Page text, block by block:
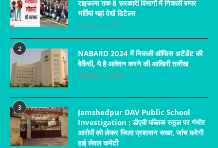
राइफल्स तक 8 सरकारी विभागों में निकली बम्पर
भर्तियां यहां देखें डिटेल्स
October 7, 2024
2
NABARD 2024 में निकली ऑफिस अटेंडेंट की
वेकेंसी, ये है आवेदन करने की आखिरी तारीख
October 2, 2024
3
Jamshedpur DAV Public School
Investigation : डीएवी पब्लिक स्कूल पर गंभीर
आरोपों को लेकर जिला प्रशासन सख्त, जांच करेगी
हाई लेवल कमेटी